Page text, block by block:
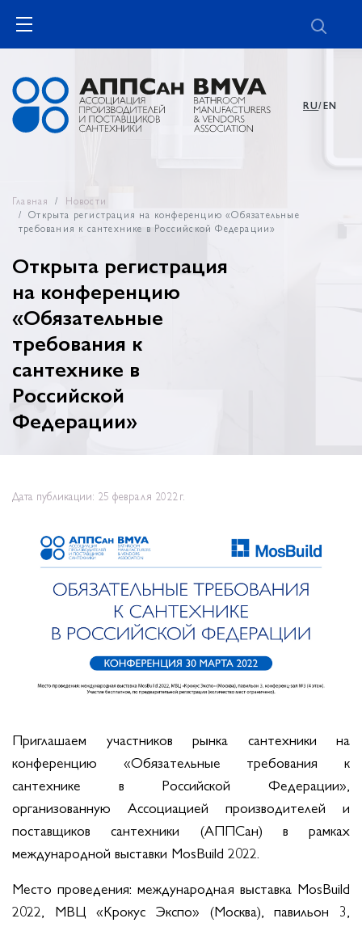
RU/EN
Главная
Новости
Открыта регистрация на конференцию «Обязательные
требования к сантехнике в Российской Федерации»
Открыта регистрация
на конференцию
«Обязательные
требования к
сантехнике в
Российской
Федерации»
Дата публикации: 25 февраля 2022 г.
Приглашаем участников рынка сантехники на
конференцию «Обязательные требования к
сантехнике в Российской Федерации»,
организованную Ассоциацией производителей и
поставщиков сантехники (АППСан) в рамках
международной выставки MosBuild 2022.
Место проведения: международная выставка MosBuild
2022, МВЦ «Крокус Экспо» (Москва), павильон 3,